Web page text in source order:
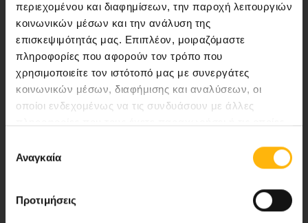
περιεχομένου και διαφημίσεων, την παροχή λειτουργιών
κοινωνικών μέσων και την ανάλυση της
επισκεψιμότητάς μας. Επιπλέον, μοιραζόμαστε
πληροφορίες που αφορούν τον τρόπο που
χρησιμοποιείτε τον ιστότοπό μας με συνεργάτες
κοινωνικών μέσων, διαφήμισης και αναλύσεων, οι
οποίοι ενδεχομένως να τις συνδυάσουν με άλλες
των υπηρεσιών τους.
συγκατάθεσης
Αναγκαία
Προτιμήσεις
Περιοχή Ιατρών
Εκδηλώσεις